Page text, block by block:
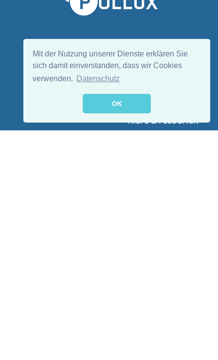
Mit der Nutzung unserer Dienste erklären Sie
sich damit einverstanden, dass wir Cookies
verwenden.
Datenschutz
OK
HILFE & FEEDBACK
EN